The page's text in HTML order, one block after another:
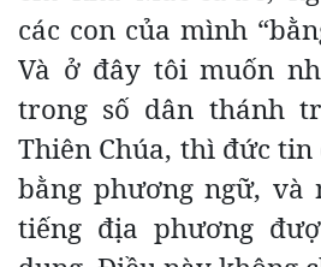
các con của mình
Và ở đây tôi muốn
trong số dân thánh
Thiên Chúa, thì đức
bằng phương ngữ, và
tiếng địa phương